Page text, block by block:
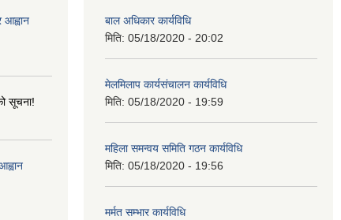
आह्वान
सूचना!
बाल अधिकार कार्यविधि
मिति: 05/18/2020 - 20:02
मेलमिलाप कार्यसंचालन कार्यविधि
मिति: 05/18/2020 - 19:59
महिला समन्वय समिति गठन कार्यविधि
मिति: 05/18/2020 - 19:56
मर्मत सम्भार कार्यविधि